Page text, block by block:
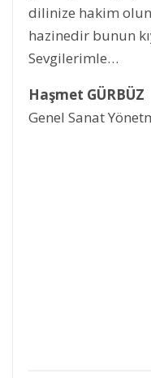
dilinize hakim
hazinedir bunun
Sevgilerimle…
Haşmet GÜRBÜZ
Genel Sanat